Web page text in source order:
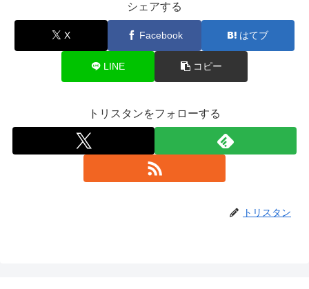
シェアする
X Facebook はてブ
LINE コピー
トリスタンをフォローする
トリスタン